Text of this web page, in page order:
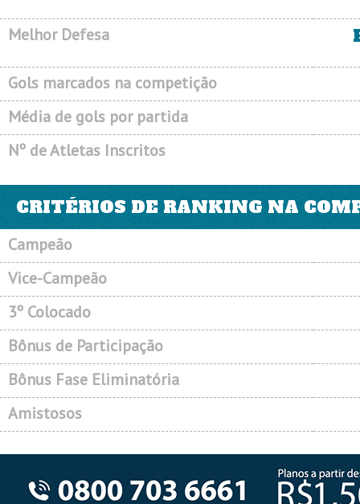
Melhor Defesa
Gols marcados na competição
Média de gols por partida
Nº de Atletas Inscritos
CRITÉRIOS DE RANKING NA
Campeão
Vice-Campeão
3º Colocado
Bônus de Participação
Bônus Fase Eliminatória
Amistosos